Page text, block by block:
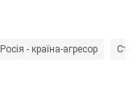
Росія - країна-агресор